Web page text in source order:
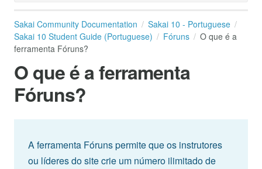
Sakai Community Documentation
Sakai 10 - Portuguese
Sakai 10 Student Guide (Portuguese)
Fóruns
O que é a
ferramenta Fóruns?
O que é a ferramenta
Fóruns?
A ferramenta Fóruns permite que os instrutores
ou líderes do site crie um número ilimitado de